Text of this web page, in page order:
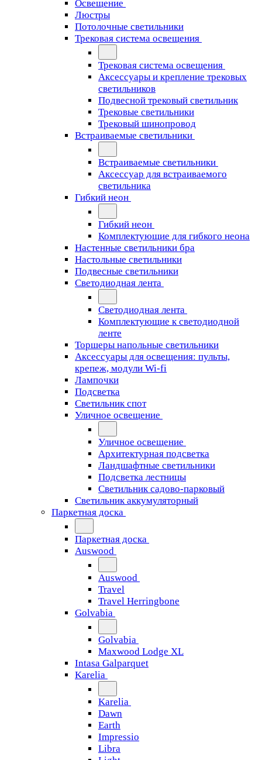
Освещение
Люстры
Потолочные светильники
Трековая система освещения
Трековая система освещения
Аксессуары и крепление трековых
светильников
Подвесной трековый светильник
Трековые светильники
Трековый шинопровод
Встраиваемые светильники
Встраиваемые светильники
Аксессуар для встраиваемого
светильника
Гибкий неон
Гибкий неон
Комплектующие для гибкого неона
Настенные светильники бра
Настольные светильники
Подвесные светильники
Светодиодная лента
Светодиодная лента
Комплектующие к светодиодной
ленте
Торшеры напольные светильники
Аксессуары для освещения: пульты,
крепеж, модули Wi-fi
Лампочки
Подсветка
Светильник спот
Уличное освещение
Уличное освещение
Архитектурная подсветка
Ландшафтные светильники
Подсветка лестницы
Светильник садово-парковый
Светильник аккумуляторный
Паркетная доска
Паркетная доска
Auswood
Auswood
Travel
Travel Herringbone
Golvabia
Golvabia
Maxwood Lodge XL
Intasa Galparquet
Karelia
Karelia
Dawn
Earth
Impressio
Libra